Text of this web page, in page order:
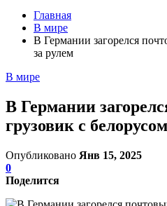
Главная
В мире
В Германии загорелся
за рулем
В мире
В Германии
грузовик с
Опубликовано Янв 15, 2025
0
Поделится